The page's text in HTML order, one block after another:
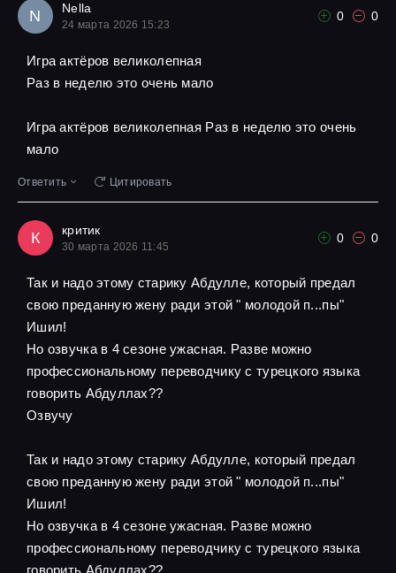
N Nella
24 марта 2026 15:23
0 0
Игра актёров великолепная
Pаз в неделю это очень мало
Игра актёров великолепная Pаз в неделю это очень
мало
Ответить Цитировать
К критик
30 марта 2026 11:45
0 0
Так и надо этому старику Абдулле, который предал
свою преданную жену ради этой " молодой п...пы"
Ишил!
Но озвучка в 4 сезоне ужасная. Разве можно
профессиональному переводчику с турецкого языка
говорить Абдуллах??
Озвучу
Так и надо этому старику Абдулле, который предал
свою преданную жену ради этой " молодой п...пы"
Ишил!
Но озвучка в 4 сезоне ужасная. Разве можно
профессиональному переводчику с турецкого языка
говорить Абдуллах??